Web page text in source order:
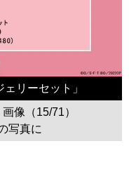
リーセット」
像（15/71）
写真に